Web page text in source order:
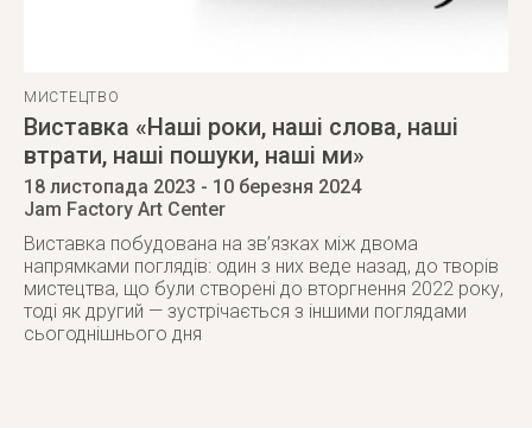
МИСТЕЦТВО
Виставка «Наші роки, наші слова, наші
втрати, наші пошуки, наші ми»
18 листопада 2023 - 10 березня 2024
Jam Factory Art Center
Виставка побудована на зв’язках між двома
напрямками поглядів: один з них веде назад, до творів
мистецтва, що були створені до вторгнення 2022 року,
тоді як другий — зустрічається з іншими поглядами
сьогоднішнього дня